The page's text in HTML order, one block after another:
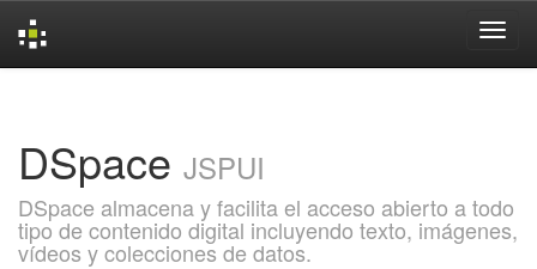
DSpace JSPUI
DSpace almacena y facilita el acceso abierto a todo
tipo de contenido digital incluyendo texto, imágenes,
vídeos y colecciones de datos.